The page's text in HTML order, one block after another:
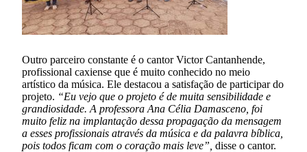
Outro parceiro constante é o cantor Victor Cantanhende,
profissional caxiense que é muito conhecido no meio
artístico da música. Ele destacou a satisfação de participar do
projeto. “Eu vejo que o projeto é de muita sensibilidade e
grandiosidade. A professora Ana Célia Damasceno, foi
muito feliz na implantação dessa propagação da mensagem
a esses profissionais através da música e da palavra bíblica,
pois todos ficam com o coração mais leve”, disse o cantor.